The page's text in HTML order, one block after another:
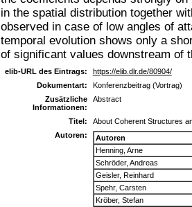
in the spatial distribution together
observed in case of low angles of
temporal evolution shows only a
of significant values downstream of
elib-URL des Eintrags:
https://elib.dlr.de/80904/
Dokumentart:
Konferenzbeitrag (Vortrag)
Zusätzliche
Informationen:
Abstract
Titel:
About Coherent Structures
Autoren:
Autoren
Henning, Arne
Schröder, Andreas
Geisler, Reinhard
Spehr, Carsten
Kröber, Stefan